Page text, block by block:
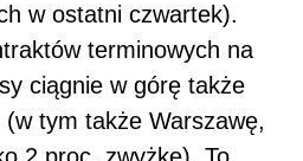
w ostatni czwartek).
terminowych na
ciągnie w górę także
tym także Warszawę,